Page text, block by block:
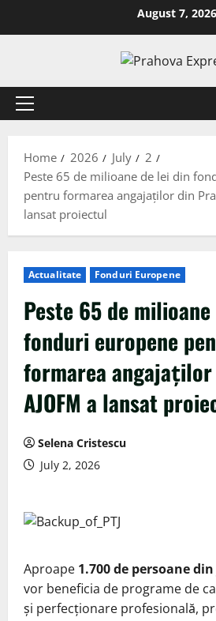
August 7, 2026
Home 2026 July
2
Peste 65 de milioane de lei din
pentru formarea angajaților din
lansat proiectul
Actualitate Fonduri Europene
Peste 65 de
fonduri europene
formarea angajaților
AJOFM a lansat
Selena Cristescu
July 2, 2026
Aproape 1.700 de persoane
vor beneficia de programe de
și perfecționare profesională,